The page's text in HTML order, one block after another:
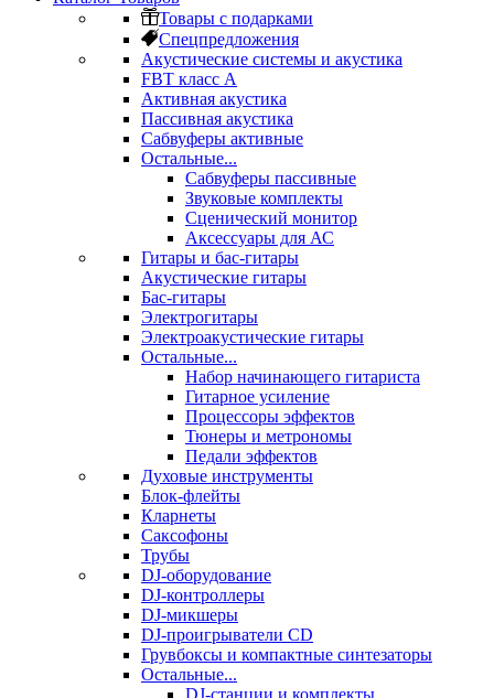
Товары с подарками
Спецпредложения
Акустические системы и акустика
FBT класс А
Активная акустика
Пассивная акустика
Сабвуферы активные
Остальные...
Сабвуферы пассивные
Звуковые комплекты
Сценический монитор
Аксессуары для АС
Гитары и бас-гитары
Акустические гитары
Бас-гитары
Электрогитары
Электроакустические гитары
Остальные...
Набор начинающего гитариста
Гитарное усиление
Процессоры эффектов
Тюнеры и метрономы
Педали эффектов
Духовые инструменты
Блок-флейты
Кларнеты
Саксофоны
Трубы
DJ-оборудование
DJ-контроллеры
DJ-микшеры
DJ-проигрыватели CD
Грувбоксы и компактные синтезаторы
Остальные...
DJ-станции и комплекты